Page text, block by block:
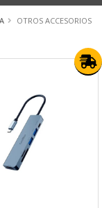
OTROS ACCESORIOS